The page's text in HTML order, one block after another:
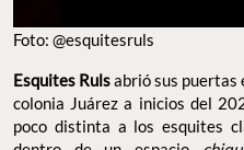
Foto: @esquitesruls
Esquites Rulsabrió sus puertas
colonia Juárez a inicios del
poco distinta a los esquites